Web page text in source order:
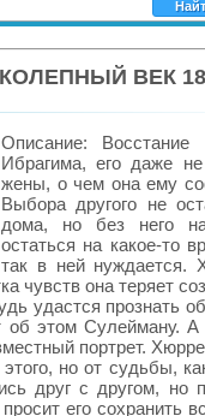
ВЕК
Описание:
Ибрагима, его даже не
жены, о чем она ему
Выбора другого не
дома, но без него
остаться на какое-то
так в ней нуждается.
чувств она теряет
удастся прознать
об этом Сулейману.
портрет.
но от судьбы,
друг с другом, но
его сохранить